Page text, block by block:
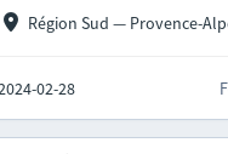
Région Sud — Provence-
02-28